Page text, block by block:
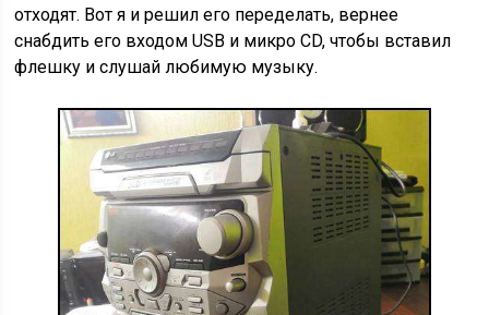
отходят. Вот я и решил его переделать, вернее
снабдить его входом USB и микро CD, чтобы вставил
флешку и слушай любимую музыку.